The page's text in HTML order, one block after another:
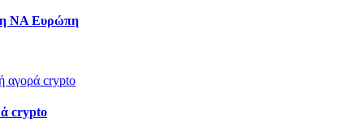
ΝΑ Ευρώπη
crypto